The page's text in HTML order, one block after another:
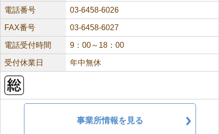
電話番号 03-6458-6026
FAX番号 03-6458-6027
電話受付時間 9：00～18：00
受付休業日 年中無休
事業所情報を見る